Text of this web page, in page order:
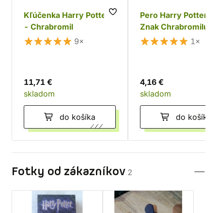
Kľúčenka Harry Potter
- Chrabromil
9×
11,71 €
skladom
do košíka
Pero Harry Potter -
Znak Chrabromilu
1×
4,16 €
skladom
do košíka
Fotky od zákazníkov 2